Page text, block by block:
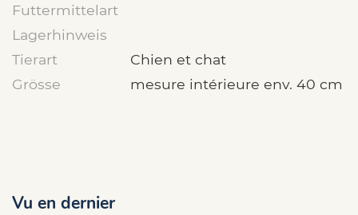
Futtermittelart
Lagerhinweis
Tierart
Chien et chat
Grösse
mesure intérieure env. 40 cm
Vu en dernier